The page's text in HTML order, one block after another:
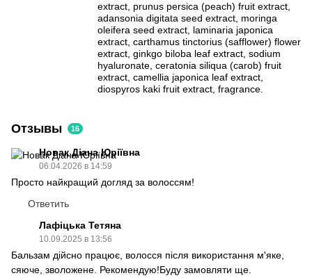
extract, prunus persica (peach) fruit extract,
adansonia digitata seed extract, moringa
oleifera seed extract, laminaria japonica
extract, carthamus tinctorius (safflower) flower
extract, ginkgo biloba leaf extract, sodium
hyaluronate, ceratonia siliqua (carob) fruit
extract, camellia japonica leaf extract,
diospyros kaki fruit extract, fragrance.
Отзывы 16
Новак Діана Юріївна
06.04.2026 в 14:59
Просто найкращий догляд за волоссям!
Ответить
Лафіцька Тетяна
10.09.2025 в 13:56
Бальзам дійсно працює, волосся після використання м'яке,
сяюче, зволожене. Рекомендую!Буду замовляти ще.